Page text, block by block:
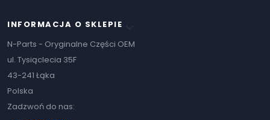
INFORMACJA O SKLEPIE
N-Parts - Oryginalne Części OEM
ul. Tysiąclecia 35F
43-241 Łąka
Polska
Zadzwoń do nas: